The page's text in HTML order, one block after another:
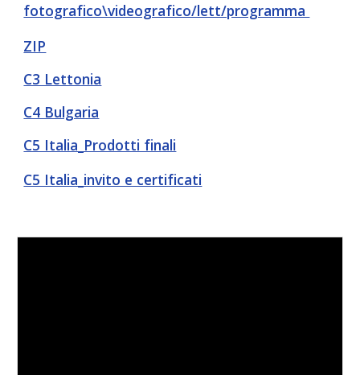
fotografico\videografico/lett/programma
ZIP
C3 Lettonia
C4 Bulgaria
C5 Italia_Prodotti finali
C5 Italia_invito e certificati